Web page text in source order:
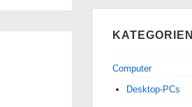
KATEGORIEN
Computer
Desktop-PCs